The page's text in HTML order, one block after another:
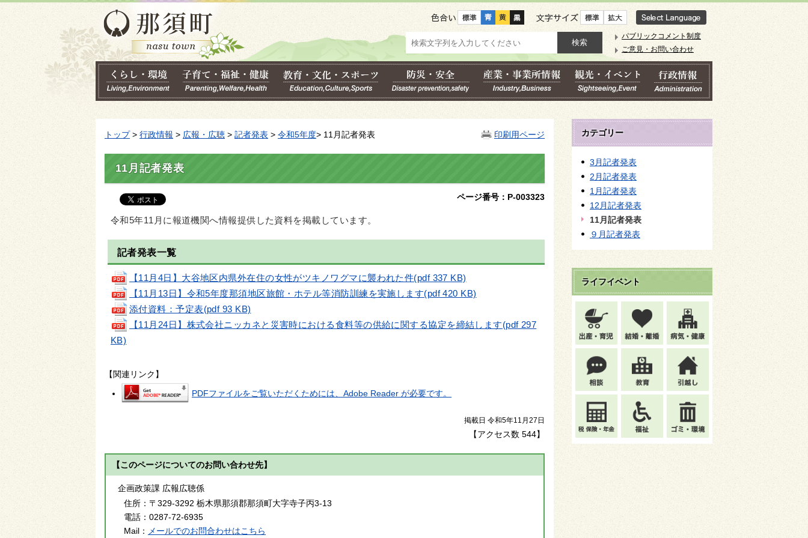
色合い 文字サイズ
パブリックコメント制度
ご意見・お問い合わせ
印刷用ページ
トップ> 行政情報 > 広報・広聴 > 記者発表 > 令和5年度> 11月記者発表
11月記者発表
ページ番号：P-003323
令和5年11月に報道機関へ情報提供した資料を掲載しています。
記者発表一覧
【11月4日】大谷地区内県外在住の女性がツキノワグマに襲われた件(pdf 337 KB)
【11月13日】令和5年度那須地区旅館・ホテル等消防訓練を実施します(pdf 420 KB)
添付資料：予定表(pdf 93 KB)
【11月24日】株式会社ニッカネと災害時における食料等の供給に関する協定を締結します(pdf 297
KB)
【関連リンク】
PDFファイルをご覧いただくためには、Adobe Reader が必要です。
掲載日 令和5年11月27日
【アクセス数 544】
【このページについてのお問い合わせ先】
企画政策課 広報広聴係
住所： 〒329-3292 栃木県那須郡那須町大字寺子丙3-13
電話： 0287-72-6935
Mail： メールでのお問合わせはこちら
カテゴリー
3月記者発表
2月記者発表
1月記者発表
12月記者発表
11月記者発表
９月記者発表
ライフイベント